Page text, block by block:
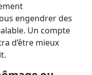
engendrer des
Un compte
d’être mieux